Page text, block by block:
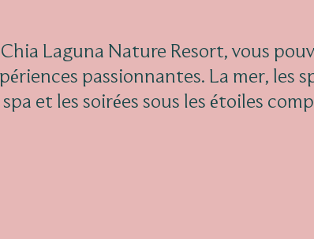
Laguna Nature Resort, vous
passionnantes. La mer, les
et les soirées sous les étoiles